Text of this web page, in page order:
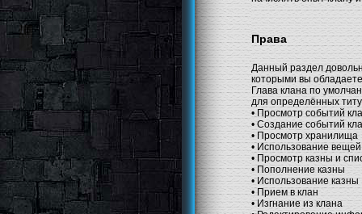
Права
Данный раздел
которыми вы
Глава клана по
для определённых
• Просмотр событий
• Создание событий
• Просмотр хранилища
• Использование
• Просмотр казны и
• Пополнение казны
• Использование казны
• Прием в клан
• Изгнание из клана